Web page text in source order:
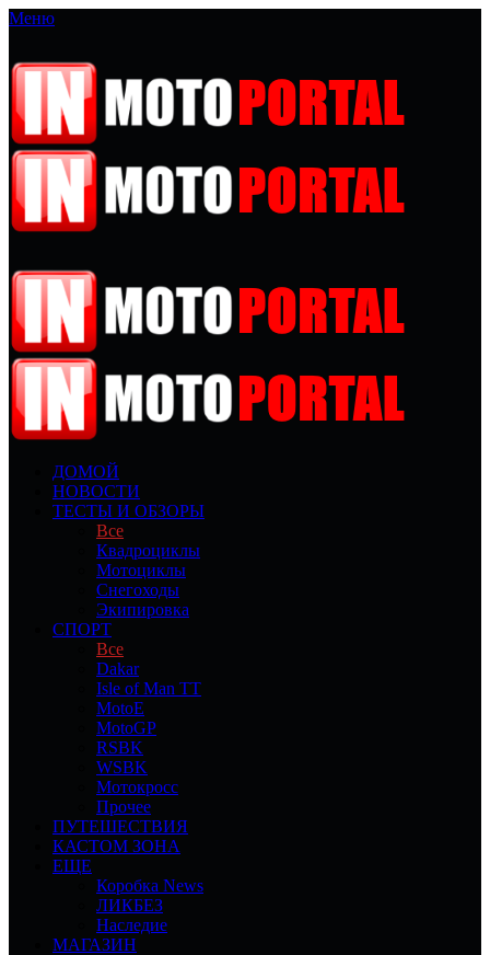
Меню
ДОМОЙ
НОВОСТИ
ТЕСТЫ И ОБЗОРЫ
Все
Квадроциклы
Мотоциклы
Снегоходы
Экипировка
СПОРТ
Все
Dakar
Isle of Man TT
MotoE
MotoGP
RSBK
WSBK
Мотокросс
Прочее
ПУТЕШЕСТВИЯ
КАСТОМ ЗОНА
ЕЩЕ
Коробка News
ЛИКБЕЗ
Наследие
МАГАЗИН